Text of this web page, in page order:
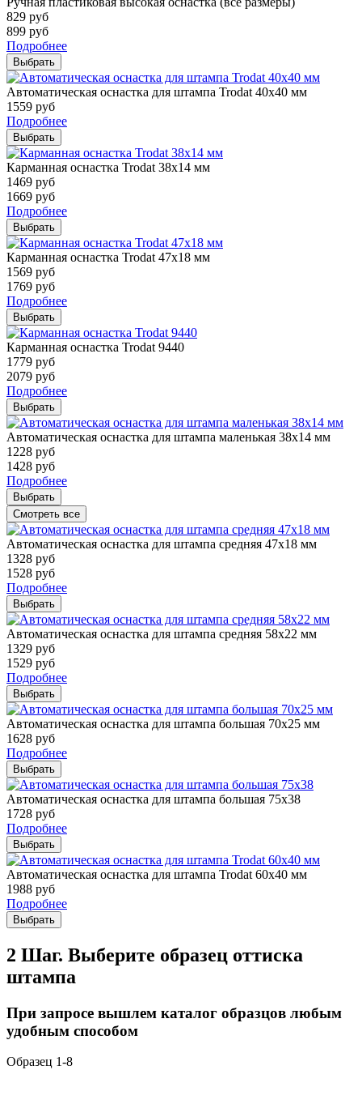
829 руб
899 руб
Подробнее
Выбрать
Автоматическая оснастка для штампа Trodat 40х40 мм
1559 руб
Подробнее
Выбрать
Карманная оснастка Trodat 38х14 мм
1469 руб
1669 руб
Подробнее
Выбрать
Карманная оснастка Trodat 47х18 мм
1569 руб
1769 руб
Подробнее
Выбрать
Карманная оснастка Trodat 9440
1779 руб
2079 руб
Подробнее
Выбрать
Автоматическая оснастка для штампа маленькая 38х14 мм
1228 руб
1428 руб
Подробнее
Выбрать
Смотреть все
Автоматическая оснастка для штампа средняя 47х18 мм
1328 руб
1528 руб
Подробнее
Выбрать
Автоматическая оснастка для штампа средняя 58х22 мм
1329 руб
1529 руб
Подробнее
Выбрать
Автоматическая оснастка для штампа большая 70х25 мм
1628 руб
Подробнее
Выбрать
Автоматическая оснастка для штампа большая 75х38
1728 руб
Подробнее
Выбрать
Автоматическая оснастка для штампа Trodat 60х40 мм
1988 руб
Подробнее
Выбрать
2 Шаг. Выберите образец оттиска
штампа
При запросе вышлем каталог образцов любым
удобным способом
Образец 1-8